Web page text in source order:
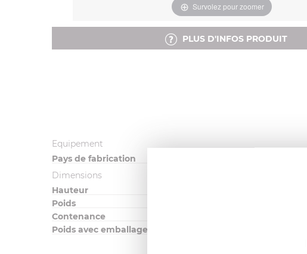
Survolez pour zoomer
PLUS D'INFOS PRODUIT
Equipement
Pays de fabrication
Dimensions
Hauteur
Poids
Contenance
Poids avec emballage